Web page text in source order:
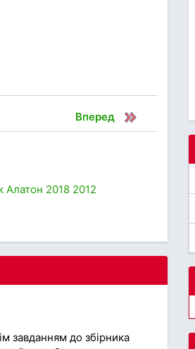
Вперед
Алатон 2018 2012
завданням до збірника